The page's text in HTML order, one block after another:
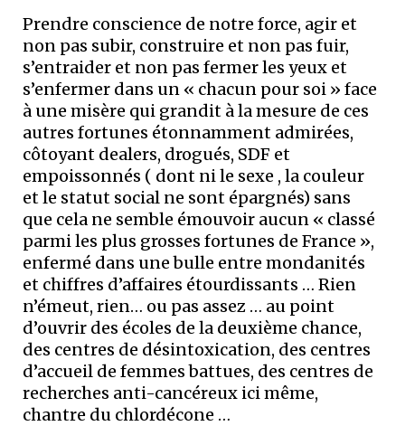
Prendre conscience de notre force, agir et
non pas subir, construire et non pas fuir,
s’entraider et non pas fermer les yeux et
s’enfermer dans un « chacun pour soi » face
à une misère qui grandit à la mesure de ces
autres fortunes étonnamment admirées,
côtoyant dealers, drogués, SDF et
empoissonnés ( dont ni le sexe , la couleur
et le statut social ne sont épargnés) sans
que cela ne semble émouvoir aucun « classé
parmi les plus grosses fortunes de France »,
enfermé dans une bulle entre mondanités
et chiffres d’affaires étourdissants … Rien
n’émeut, rien… ou pas assez … au point
d’ouvrir des écoles de la deuxième chance,
des centres de désintoxication, des centres
d’accueil de femmes battues, des centres de
recherches anti-cancéreux ici même,
chantre du chlordécone …